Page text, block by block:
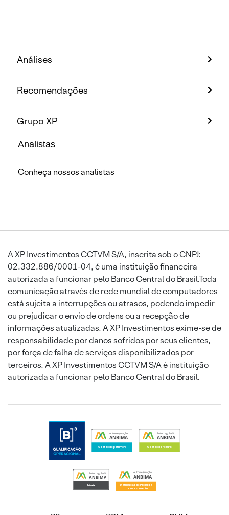
Análises
Recomendações
Grupo XP
Analistas
Conheça nossos analistas
A XP Investimentos CCTVM S/A, inscrita sob o CNPJ:
02.332.886/0001-04, é uma instituição financeira
autorizada a funcionar pelo Banco Central do Brasil.Toda
comunicação através de rede mundial de computadores
está sujeita a interrupções ou atrasos, podendo impedir
ou prejudicar o envio de ordens ou a recepção de
informações atualizadas. A XP Investimentos exime-se de
responsabilidade por danos sofridos por seus clientes,
por força de falha de serviços disponibilizados por
terceiros. A XP Investimentos CCTVM S/A é instituição
autorizada a funcionar pelo Banco Central do Brasil.